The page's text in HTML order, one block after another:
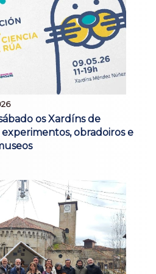
os Xardíns de
obradoiros e